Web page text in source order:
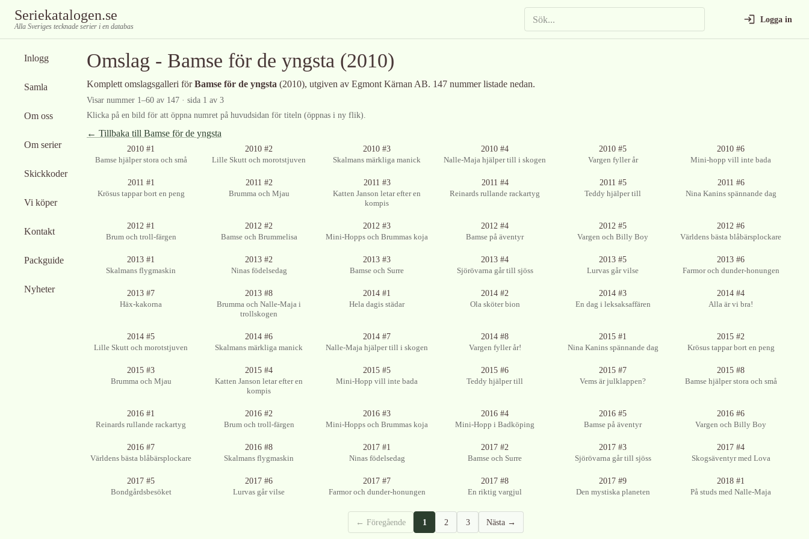
Seriekatalogen.se
Alla Sveriges tecknade serier i en databas
Logga in
Inlogg
Samla
Om oss
Om serier
Skickkoder
Vi köper
Kontakt
Packguide
Nyheter
Omslag - Bamse för de yngsta (2010)
Komplett omslagsgalleri förBamse för de yngsta (2010), utgiven av Egmont Kärnan AB. 147 nummer listade nedan.
Visar nummer 1–60 av 147 · sida 1 av 3
Klicka på en bild för att öppna numret på huvudsidan för titeln (öppnas i ny flik).
← Tillbaka till Bamse för de yngsta
2010 #1
Bamse hjälper stora och små
Ingen bild tillgänglig
2010 #2
Lille Skutt och morotstjuven
Ingen bild tillgänglig
2010 #3
Skalmans märkliga manick
Ingen bild tillgänglig
2010 #4
Nalle-Maja hjälper till i skogen
Ingen bild tillgänglig
2010 #5
Vargen fyller år
Ingen bild tillgänglig
2010 #6
Mini-hopp vill inte bada
2011 #1
Krösus tappar bort en peng
2011 #2
Brumma och Mjau
Ingen bild tillgänglig
2011 #3
Katten Janson letar efter en
kompis
Ingen bild tillgänglig
2011 #4
Reinards rullande rackartyg
Ingen bild tillgänglig
2011 #5
Teddy hjälper till
Ingen bild tillgänglig
2011 #6
Nina Kanins spännande dag
Ingen bild tillgänglig
2012 #1
Brum och troll-färgen
Ingen bild tillgänglig
2012 #2
Bamse och Brummelisa
Ingen bild tillgänglig
2012 #3
Mini-Hopps och Brummas koja
Ingen bild tillgänglig
2012 #4
Bamse på äventyr
Ingen bild tillgänglig
2012 #5
Vargen och Billy Boy
Ingen bild tillgänglig
2012 #6
Världens bästa blåbärsplockare
Ingen bild tillgänglig
2013 #1
Skalmans flygmaskin
Ingen bild tillgänglig
2013 #2
Ninas födelsedag
Ingen bild tillgänglig
2013 #3
Bamse och Surre
Ingen bild tillgänglig
2013 #4
Sjörövarna går till sjöss
Ingen bild tillgänglig
2013 #5
Lurvas går vilse
Ingen bild tillgänglig
2013 #6
Farmor och dunder-honungen
Ingen bild tillgänglig
2013 #7
Häx-kakorna
Ingen bild tillgänglig
2013 #8
Brumma och Nalle-Maja i
trollskogen
Ingen bild tillgänglig
2014 #1
Hela dagis städar
Ingen bild tillgänglig
2014 #2
Ola sköter bion
Ingen bild tillgänglig
2014 #3
En dag i leksaksaffären
Ingen bild tillgänglig
2014 #4
Alla är vi bra!
Ingen bild tillgänglig
2014 #5
Lille Skutt och morotstjuven
Ingen bild tillgänglig
2014 #6
Skalmans märkliga manick
Ingen bild tillgänglig
2014 #7
Nalle-Maja hjälper till i skogen
Ingen bild tillgänglig
2014 #8
Vargen fyller år!
2015 #1
Nina Kanins spännande dag
2015 #2
Krösus tappar bort en peng
Ingen bild tillgänglig
2015 #3
Brumma och Mjau
Ingen bild tillgänglig
2015 #4
Katten Janson letar efter en
kompis
Ingen bild tillgänglig
2015 #5
Mini-Hopp vill inte bada
Ingen bild tillgänglig
2015 #6
Teddy hjälper till
2015 #7
Vems är julklappen?
Ingen bild tillgänglig
2015 #8
Bamse hjälper stora och små
Ingen bild tillgänglig
2016 #1
Reinards rullande rackartyg
2016 #2
Brum och troll-färgen
Ingen bild tillgänglig
2016 #3
Mini-Hopps och Brummas koja
2016 #4
Mini-Hopp i Badköping
Ingen bild tillgänglig
2016 #5
Bamse på äventyr
Ingen bild tillgänglig
2016 #6
Vargen och Billy Boy
2016 #7
Världens bästa blåbärsplockare
2016 #8
Skalmans flygmaskin
2017 #1
Ninas födelsedag
Ingen bild tillgänglig
2017 #2
Bamse och Surre
Ingen bild tillgänglig
2017 #3
Sjörövarna går till sjöss
2017 #4
Skogsäventyr med Lova
Ingen bild tillgänglig
2017 #5
Bondgårdsbesöket
Ingen bild tillgänglig
2017 #6
Lurvas går vilse
2017 #7
Farmor och dunder-honungen
2017 #8
En riktig vargjul
2017 #9
Den mystiska planeten
2018 #1
På studs med Nalle-Maja
← Föregående 1 2 3 Nästa →